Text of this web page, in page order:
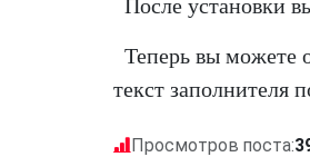
После установки
Теперь вы можете
текст заполнителя
Просмотров поста: